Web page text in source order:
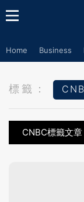
Home Business
標籤：
CNBC標籤文